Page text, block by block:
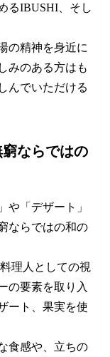
るIBUSHI、そし
の精神を身近に
みのある方はも
んでいただける
ならではの
や「デザート」
ならではの和の
理人としての視
の要素を取り入
ート、果実を使
食感や、立ちの